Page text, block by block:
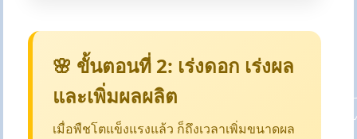
🌸 ขั้นตอนที่ 2: เร่งดอก เร่งผล
และเพิ่มผลผลิต
เมื่อพืชโตแข็งแรงแล้ว ก็ถึงเวลาเพิ่มขนาดผล